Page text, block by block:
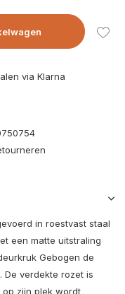
via Klarna
in roestvast staal
een matte uitstraling
Gebogen de
De verdekte rozet is
zijn plek wordt